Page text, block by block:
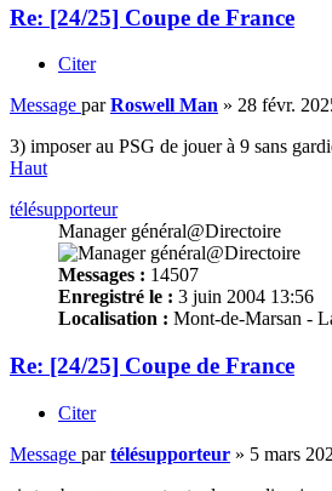
Re: [24/25] Coupe de France
Citer
Message parRoswell Man » 28 févr.
3) imposer au PSG de jouer à 9 sans
Haut
télésupporteur
Manager général@Directoire
Messages : 14507
Enregistré le : 3 juin 2004 13:56
Localisation : Mont-de-Marsan -
Re: [24/25] Coupe de France
Citer
Message partélésupporteur » 5 mars